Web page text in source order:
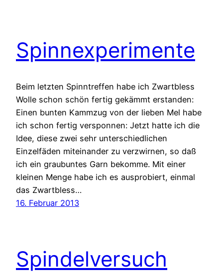
Spinnexperimente
Beim letzten Spinntreffen habe ich Zwartbless
Wolle schon schön fertig gekämmt erstanden:
Einen bunten Kammzug von der lieben Mel habe
ich schon fertig versponnen: Jetzt hatte ich die
Idee, diese zwei sehr unterschiedlichen
Einzelfäden miteinander zu verzwirnen, so daß
ich ein graubuntes Garn bekomme. Mit einer
kleinen Menge habe ich es ausprobiert, einmal
das Zwartbless…
16. Februar 2013
Spindelversuch